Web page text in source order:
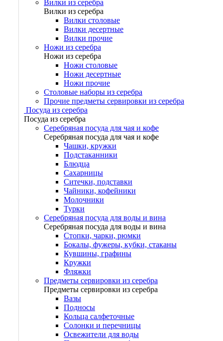
Вилки из серебра
Вилки из серебра
Вилки столовые
Вилки десертные
Вилки прочие
Ножи из серебра
Ножи из серебра
Ножи столовые
Ножи десертные
Ножи прочие
Столовые наборы из серебра
Прочие предметы сервировки из серебра
Посуда из серебра
Посуда из серебра
Серебряная посуда для чая и кофе
Серебряная посуда для чая и кофе
Чашки, кружки
Подстаканники
Блюдца
Сахарницы
Ситечки, подставки
Чайники, кофейники
Молочники
Турки
Серебряная посуда для воды и вина
Серебряная посуда для воды и вина
Стопки, чарки, рюмки
Бокалы, фужеры, кубки, стаканы
Кувшины, графины
Кружки
Фляжки
Предметы сервировки из серебра
Предметы сервировки из серебра
Вазы
Подносы
Кольца салфеточные
Солонки и перечницы
Освежители для воды